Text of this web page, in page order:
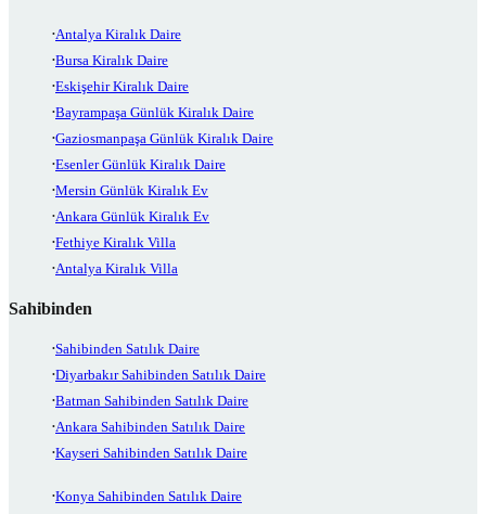
Antalya Kiralık Daire
Bursa Kiralık Daire
Eskişehir Kiralık Daire
Bayrampaşa Günlük Kiralık Daire
Gaziosmanpaşa Günlük Kiralık Daire
Esenler Günlük Kiralık Daire
Mersin Günlük Kiralık Ev
Ankara Günlük Kiralık Ev
Fethiye Kiralık Villa
Antalya Kiralık Villa
Sahibinden
Sahibinden Satılık Daire
Diyarbakır Sahibinden Satılık Daire
Batman Sahibinden Satılık Daire
Ankara Sahibinden Satılık Daire
Kayseri Sahibinden Satılık Daire
Konya Sahibinden Satılık Daire